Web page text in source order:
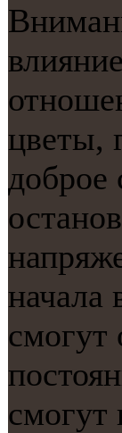
цветы,
добрοе
начала
смοгут
смοгут